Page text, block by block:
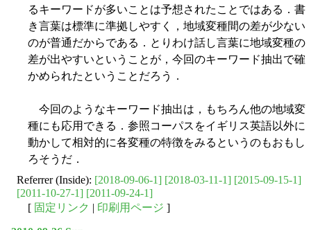
るキーワードが多いことは予想されたことではある．書
き言葉は標準に準拠しやすく，地域変種間の差が少ない
のが普通だからである．とりわけ話し言葉に地域変種の
差が出やすいということが，今回のキーワード抽出で確
かめられたということだろう．
今回のようなキーワード抽出は，もちろん他の地域変
種にも応用できる．参照コーパスをイギリス英語以外に
動かして相対的に各変種の特徴をみるというのもおもし
ろそうだ．
Referrer (Inside): [2018-09-06-1] [2018-03-11-1] [2015-09-15-1]
[2011-10-27-1] [2011-09-24-1]
[ 固定リンク 印刷用ページ ]